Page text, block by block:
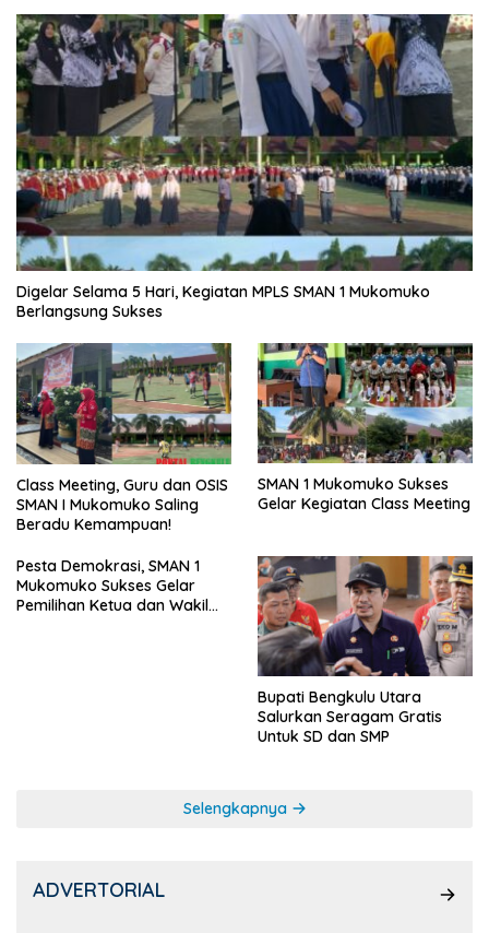
Digelar Selama 5 Hari, Kegiatan MPLS SMAN 1 Mukomuko
Berlangsung Sukses
Class Meeting, Guru dan OSIS
SMAN I Mukomuko Saling
Beradu Kemampuan!
SMAN 1 Mukomuko Sukses
Gelar Kegiatan Class Meeting
Pesta Demokrasi, SMAN 1
Mukomuko Sukses Gelar
Pemilihan Ketua dan Wakil
Bupati Bengkulu Utara
Salurkan Seragam Gratis
Untuk SD dan SMP
Selengkapnya
ADVERTORIAL